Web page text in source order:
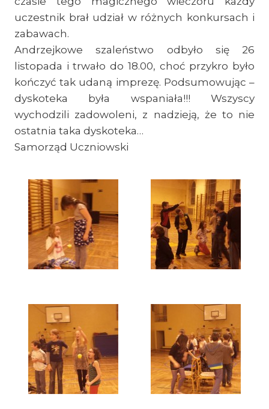
uczestnik brał udział w różnych konkursach i
zabawach.
Andrzejkowe szaleństwo odbyło się 26
listopada i trwało do 18.00, choć przykro było
kończyć tak udaną imprezę. Podsumowując –
dyskoteka była wspaniała!!! Wszyscy
wychodzili zadowoleni, z nadzieją, że to nie
ostatnia taka dyskoteka…
Samorząd Uczniowski